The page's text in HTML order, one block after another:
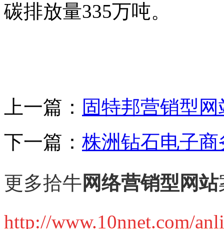
碳排放量335万吨。
上一篇： 固特邦营销型
下一篇： 株洲钻石电子
更多拾牛 网络营销型网站
http://www.10nnet.com/